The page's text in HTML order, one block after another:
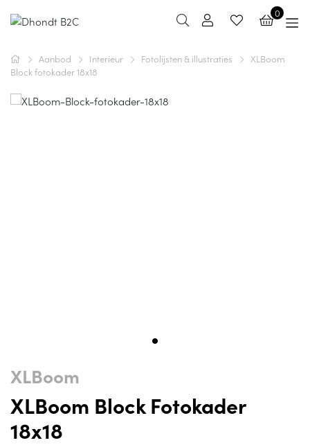
0
Aanbod Interieur Fotolijsten & illustraties
XLBoom
Block fotokader 18x18
XLBoom
XLBoom Block Fotokader
18x18